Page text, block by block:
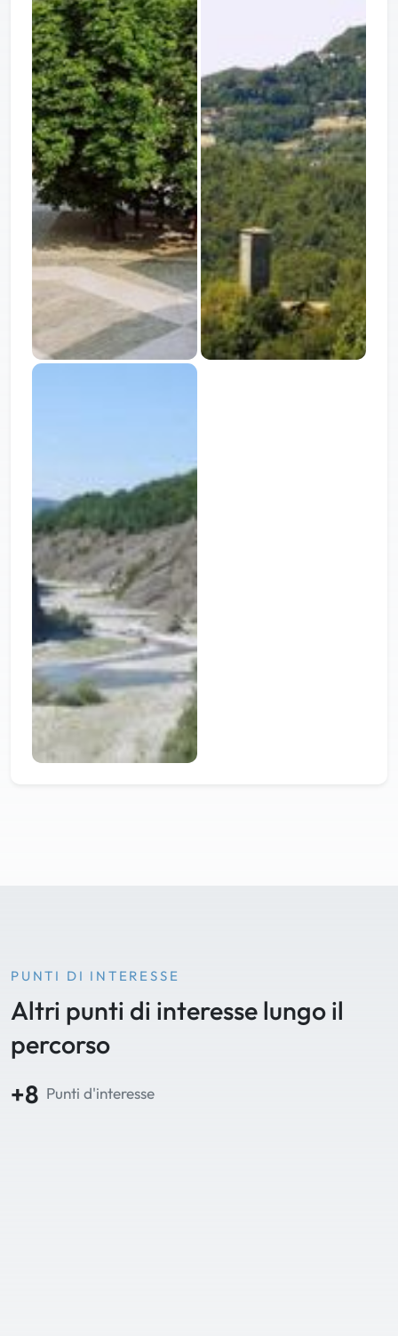
PUNTI DI INTERESSE
Altri punti di interesse lungo il
percorso
+8 Punti d'interesse